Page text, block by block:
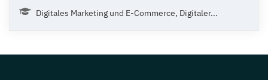
Digitales Marketing und E-Commerce, Digitaler...